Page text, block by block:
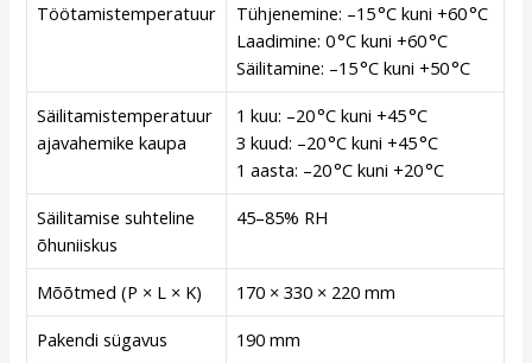
Töötamistemperatuur
Tühjenemine: –15 °C kuni +60 °C
Laadimine: 0 °C kuni +60 °C
Säilitamine: –15 °C kuni +50 °C
Säilitamistemperatuur
ajavahemike kaupa
1 kuu: –20 °C kuni +45 °C
3 kuud: –20 °C kuni +45 °C
1 aasta: –20 °C kuni +20 °C
Säilitamise suhteline
õhuniiskus
45–85% RH
Mõõtmed (P × L × K)
170 × 330 × 220 mm
Pakendi sügavus
190 mm